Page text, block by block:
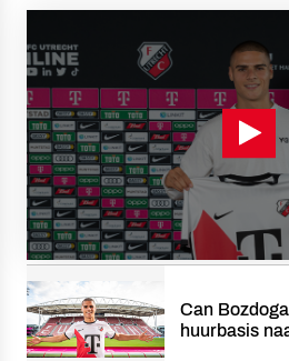
Can
huurbasis